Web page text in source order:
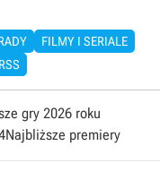
FILMY I SERIALE
RSS
gry 2026 roku
Najbliższe premiery